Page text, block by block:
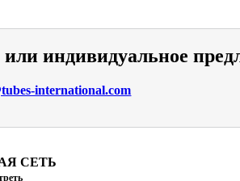
индивидуальное
international.com
СЕТЬ